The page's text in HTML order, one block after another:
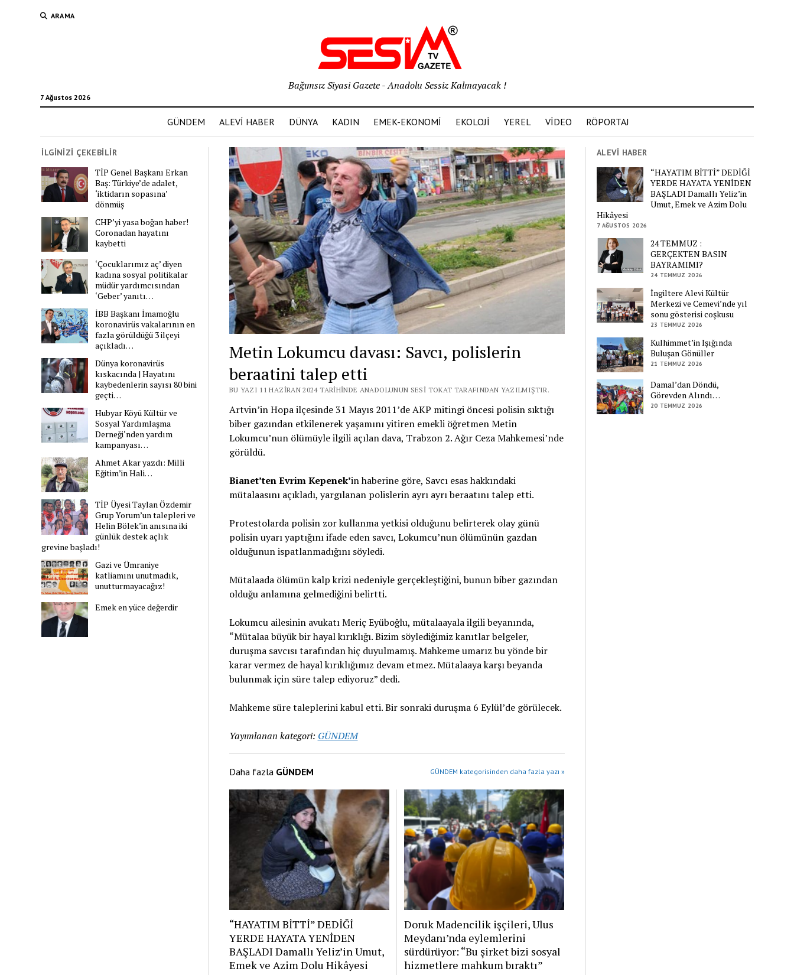
ARAMA
7 Ağustos 2026
Bağımsız Siyasi Gazete - Anadolu Sessiz Kalmayacak !
GÜNDEM ALEVİ HABER DÜNYA KADIN EMEK-EKONOMİ EKOLOJİ YEREL VİDEO RÖPORTAJ
İLGİNİZİ ÇEKEBİLİR
TİP Genel Başkanı Erkan
Baş: Türkiye’de adalet,
‘iktidarın sopasına’
dönmüş
CHP’yi yasa boğan haber!
Coronadan hayatını
kaybetti
‘Çocuklarımız aç’ diyen
kadına sosyal politikalar
müdür yardımcısından
‘Geber’ yanıtı…
İBB Başkanı İmamoğlu
koronavirüs vakalarının en
fazla görüldüğü 3 ilçeyi
açıkladı…
Dünya koronavirüs
kıskacında | Hayatını
kaybedenlerin sayısı 80 bini
geçti…
Hubyar Köyü Kültür ve
Sosyal Yardımlaşma
Derneği‘nden yardım
kampanyası…
Ahmet Akar yazdı: Milli
Eğitim’in Hali…
TİP Üyesi Taylan Özdemir
Grup Yorum’un talepleri ve
Helin Bölek’in anısına iki
günlük destek açlık
grevine başladı!
Gazi ve Ümraniye
katliamını unutmadık,
unutturmayacağız!
Emek en yüce değerdir
Metin Lokumcu davası: Savcı, polislerin
beraatini talep etti
BU YAZI 11 HAZIRAN 2024 TARIHINDE ANADOLUNUN SESI TOKAT TARAFINDAN YAZILMIŞTIR.
Artvin’in Hopa ilçesinde 31 Mayıs 2011’de AKP mitingi öncesi polisin sıktığı
biber gazından etkilenerek yaşamını yitiren emekli öğretmen Metin
Lokumcu’nun ölümüyle ilgili açılan dava, Trabzon 2. Ağır Ceza Mahkemesi’nde
görüldü.
Bianet’ten Evrim Kepenek’in haberine göre, Savcı esas hakkındaki
mütalaasını açıkladı, yargılanan polislerin ayrı ayrı beraatını talep etti.
Protestolarda polisin zor kullanma yetkisi olduğunu belirterek olay günü
polisin uyarı yaptığını ifade eden savcı, Lokumcu’nun ölümünün gazdan
olduğunun ispatlanmadığını söyledi.
Mütalaada ölümün kalp krizi nedeniyle gerçekleştiğini, bunun biber gazından
olduğu anlamına gelmediğini belirtti.
Lokumcu ailesinin avukatı Meriç Eyüboğlu, mütalaayala ilgili beyanında,
“Mütalaa büyük bir hayal kırıklığı. Bizim söylediğimiz kanıtlar belgeler,
duruşma savcısı tarafından hiç duyulmamış. Mahkeme umarız bu yönde bir
karar vermez de hayal kırıklığımız devam etmez. Mütalaaya karşı beyanda
bulunmak için süre talep ediyoruz” dedi.
Mahkeme süre taleplerini kabul etti. Bir sonraki duruşma 6 Eylül’de görülecek.
Yayımlanan kategori: GÜNDEM
Daha fazla GÜNDEM GÜNDEM kategorisinden daha fazla yazı »
“HAYATIM BİTTİ” DEDİĞİ
YERDE HAYATA YENİDEN
BAŞLADI Damallı Yeliz’in Umut,
Emek ve Azim Dolu Hikâyesi
Doruk Madencilik işçileri, Ulus
Meydanı’nda eylemlerini
sürdürüyor: “Bu şirket bizi sosyal
hizmetlere mahkum bıraktı”
ALEVİ HABER
“HAYATIM BİTTİ” DEDİĞİ
YERDE HAYATA YENİDEN
BAŞLADI Damallı Yeliz’in
Umut, Emek ve Azim Dolu
Hikâyesi
7 AĞUSTOS 2026
24 TEMMUZ :
GERÇEKTEN BASIN
BAYRAMIMI?
24 TEMMUZ 2026
İngiltere Alevi Kültür
Merkezi ve Cemevi’nde yıl
sonu gösterisi coşkusu
23 TEMMUZ 2026
Kulhimmet’in Işığında
Buluşan Gönüller
21 TEMMUZ 2026
Damal’dan Döndü,
Görevden Alındı…
20 TEMMUZ 2026